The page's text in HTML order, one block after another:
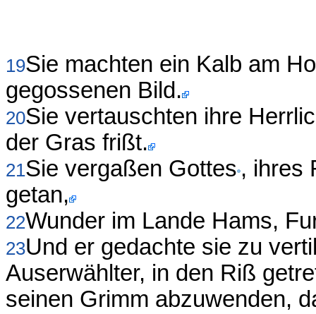
19Sie machten ein Kalb am
gegossenen Bild.
20Sie vertauschten ihre
der Gras frißt.
21Sie vergaßen Gottes , ihres
getan,
22Wunder im Lande Hams,
23Und er gedachte sie zu
Auserwählter, in den Riß
seinen Grimm abzuwenden,